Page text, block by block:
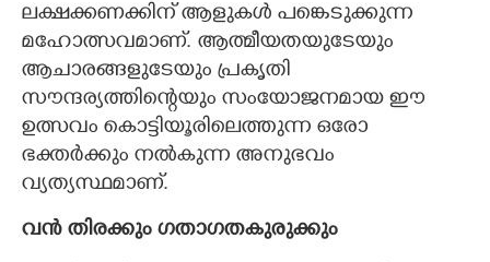
ലക്ഷക്കണക്കിന് ആളുകൾ പങ്കെടുക്കുന്ന
മഹോത്സവമാണ്. ആത്മീയതയുടേയും
ആചാരങ്ങളുടേയും പ്രകൃതി
സൗന്ദര്യത്തിന്റെയും സംയോജനമായ ഈ
ഉത്സവം കൊട്ടിയൂരിലെത്തുന്ന ഒരോ
ഭക്തർക്കും നൽകുന്ന അനുഭവം
വ്യത്യസ്ഥമാണ്.
വൻ തിരക്കും ഗതാഗതകുരുക്കും